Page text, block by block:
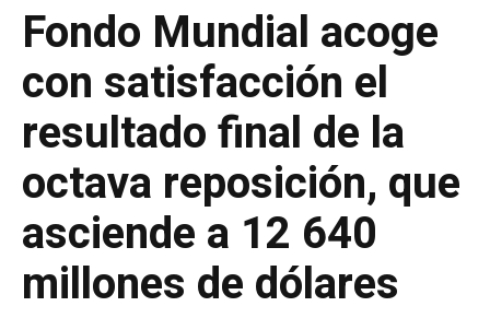
Fondo Mundial acoge
con satisfacción el
resultado final de la
octava reposición, que
asciende a 12 640
millones de dólares